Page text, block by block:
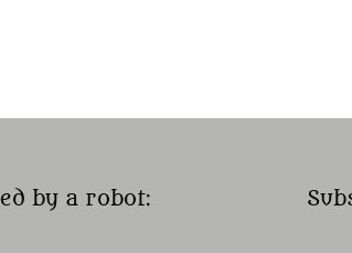
by a robot: